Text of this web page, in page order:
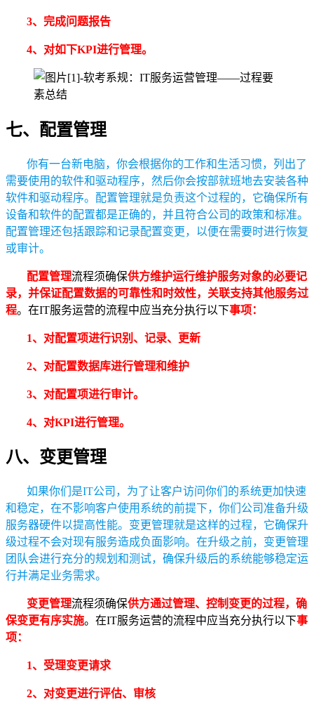
3、完成问题报告
4、对如下KPI进行管理。
七、配置管理
你有一台新电脑，你会根据你的工作和生活习惯，列出了
需要使用的软件和驱动程序，然后你会按部就班地去安装各种
软件和驱动程序。配置管理就是负责这个过程的，它确保所有
设备和软件的配置都是正确的，并且符合公司的政策和标准。
配置管理还包括跟踪和记录配置变更，以便在需要时进行恢复
或审计。
配置管理流程须确保供方维护运行维护服务对象的必要记
录，并保证配置数据的可靠性和时效性，关联支持其他服务过
程。在IT服务运营的流程中应当充分执行以下事项：
1、对配置项进行识别、记录、更新
2、对配置数据库进行管理和维护
3、对配置项进行审计。
4、对KPI进行管理。
八、变更管理
如果你们是IT公司，为了让客户访问你们的系统更加快速
和稳定，在不影响客户使用系统的前提下，你们公司准备升级
服务器硬件以提高性能。变更管理就是这样的过程，它确保升
级过程不会对现有服务造成负面影响。在升级之前，变更管理
团队会进行充分的规划和测试，确保升级后的系统能够稳定运
行并满足业务需求。
变更管理流程须确保供方通过管理、控制变更的过程，确
保变更有序实施。在IT服务运营的流程中应当充分执行以下事
项：
1、受理变更请求
2、对变更进行评估、审核